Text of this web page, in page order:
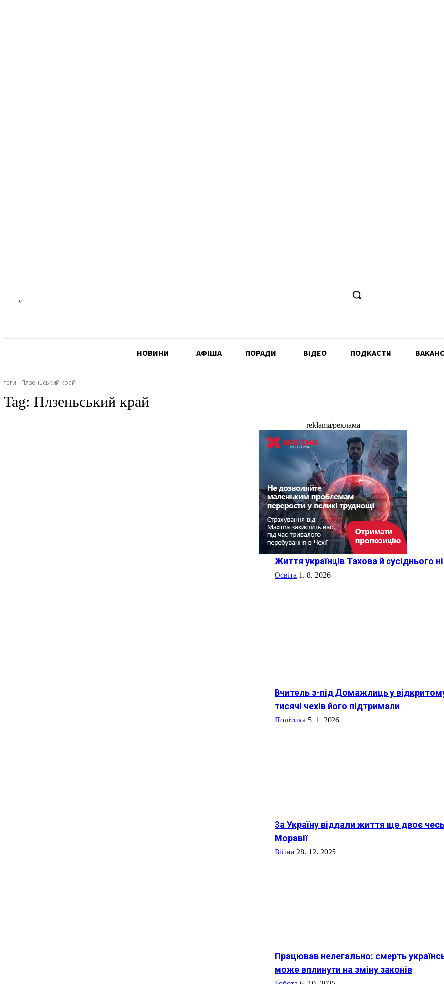
C
НОВИНИ АФIША ПОРАДИ ВІДЕО ПОДКАСТИ
теги Плзеньський край
Tag: Плзеньський край
reklama/реклама
Життя українців Тахова й сусіднього
Освіта 1. 8. 2026
Вчитель з-під Домажлиць у
тисячі чехів його підтримали
Політика 5. 1. 2026
За Україну віддали життя ще двоє
Моравії
Війна 28. 12. 2025
Працював нелегально: смерть
може вплинути на зміну законів